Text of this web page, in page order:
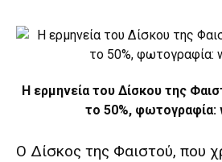
Η ερμηνεία του Δίσκου της
το 50%, φωτογραφία:
Ο Δίσκος της Φαιστού, που